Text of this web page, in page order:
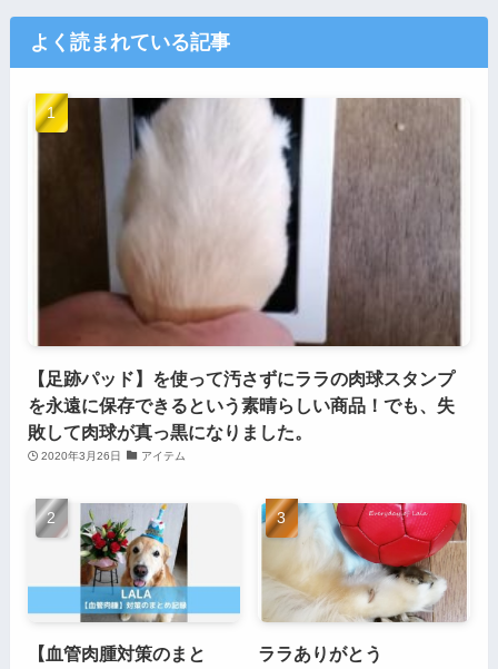
よく読まれている記事
【足跡パッド】を使って汚さずにララの肉球スタンプ
を永遠に保存できるという素晴らしい商品！でも、失
敗して肉球が真っ黒になりました。
2020年3月26日 アイテム
【血管肉腫対策のまと
ララありがとう